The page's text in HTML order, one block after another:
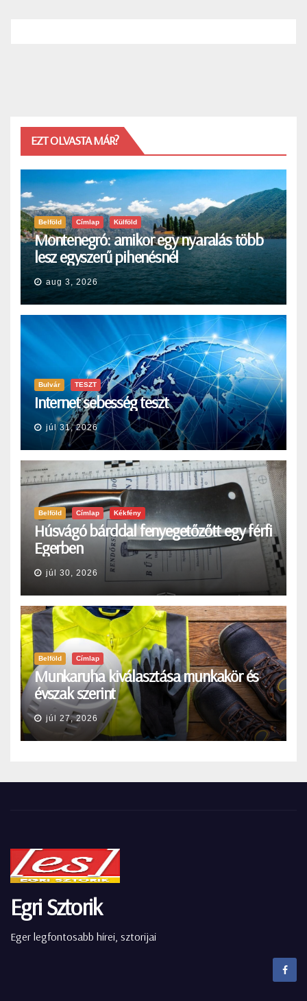
EZT OLVASTA MÁR?
Belföld Címlap Külföld
Montenegró: amikor egy nyaralás több
lesz egyszerű pihenésnél
aug 3, 2026
Bulvár TESZT
Internet sebesség teszt
júl 31, 2026
Belföld Címlap Kékfény
Húsvágó bárddal fenyegetőzőtt egy férfi
Egerben
júl 30, 2026
Belföld Címlap
Munkaruha kiválasztása munkakör és
évszak szerint
júl 27, 2026
Egri Sztorik
Eger legfontosabb hírei, sztorijai